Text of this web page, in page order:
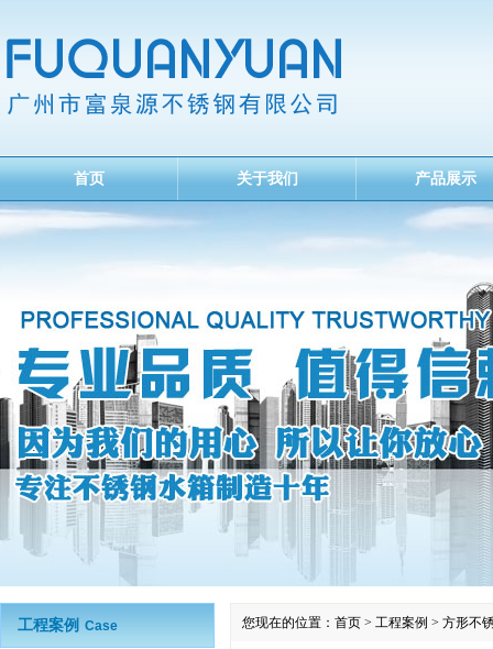
首页 关于我们 产品展示
您现在的位置： 首页 > 工程案例 > 方形不
工程案例 Case